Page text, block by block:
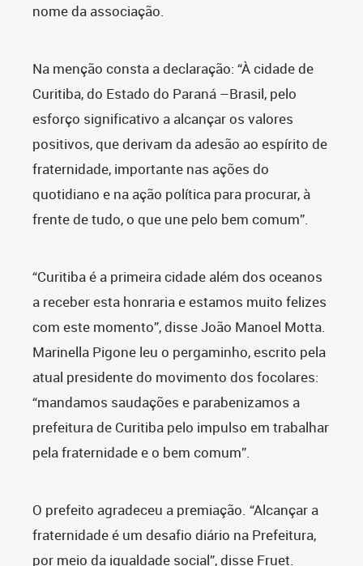
nome da associação.
Na menção consta a declaração: “À cidade de
Curitiba, do Estado do Paraná –Brasil, pelo
esforço significativo a alcançar os valores
positivos, que derivam da adesão ao espírito de
fraternidade, importante nas ações do
quotidiano e na ação política para procurar, à
frente de tudo, o que une pelo bem comum”.
“Curitiba é a primeira cidade além dos oceanos
a receber esta honraria e estamos muito felizes
com este momento”, disse João Manoel Motta.
Marinella Pigone leu o pergaminho, escrito pela
atual presidente do movimento dos focolares:
“mandamos saudações e parabenizamos a
prefeitura de Curitiba pelo impulso em trabalhar
pela fraternidade e o bem comum”.
O prefeito agradeceu a premiação. “Alcançar a
fraternidade é um desafio diário na Prefeitura,
por meio da igualdade social”, disse Fruet.